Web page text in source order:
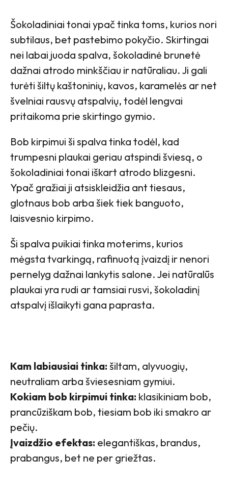
Šokoladiniai tonai ypač tinka toms, kurios nori
subtilaus, bet pastebimo pokyčio. Skirtingai
nei labai juoda spalva, šokoladinė brunetė
dažnai atrodo minkščiau ir natūraliau. Ji gali
turėti šiltų kaštoninių, kavos, karamelės ar net
švelniai rausvų atspalvių, todėl lengvai
pritaikoma prie skirtingo gymio.
Bob kirpimui ši spalva tinka todėl, kad
trumpesni plaukai geriau atspindi šviesą, o
šokoladiniai tonai iškart atrodo blizgesni.
Ypač gražiai ji atsiskleidžia ant tiesaus,
glotnaus bob arba šiek tiek banguoto,
laisvesnio kirpimo.
Ši spalva puikiai tinka moterims, kurios
mėgsta tvarkingą, rafinuotą įvaizdį ir nenori
pernelyg dažnai lankytis salone. Jei natūralūs
plaukai yra rudi ar tamsiai rusvi, šokoladinį
atspalvį išlaikyti gana paprasta.
Kam labiausiai tinka: šiltam, alyvuogių,
neutraliam arba šviesesniam gymiui.
Kokiam bob kirpimui tinka: klasikiniam bob,
prancūziškam bob, tiesiam bob iki smakro ar
pečių.
Įvaizdžio efektas: elegantiškas, brandus,
prabangus, bet ne per griežtas.